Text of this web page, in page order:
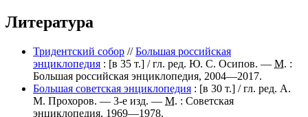
Литература
Тридентский собор //Большая российская
энциклопедия : [в 35 т.] / гл. ред. Ю. С. Осипов. — М. :
Большая российская энциклопедия, 2004—2017.
Большая советская энциклопедия : [в 30 т.] / гл. ред. А.
М. Прохоров. — 3-е изд. — М. : Советская
энциклопедия, 1969—1978.